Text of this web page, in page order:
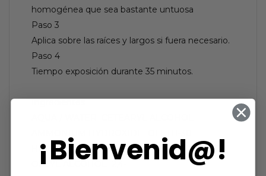
homogénea que sea bastante untuosa
Paso 3
Aplica sobre las raíces y largos si fuera necesario.
Paso 4
Tiempo exposición durante 35 minutos.
Ingredientes
HEXADIMETHRINE CHLORIDE  OLEIC ACID 
OLEYL ALCOHOL  2,4-
¡Bienvenid@!